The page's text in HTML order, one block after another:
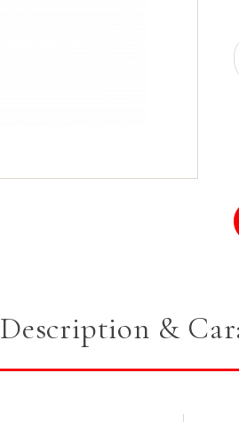
Description &